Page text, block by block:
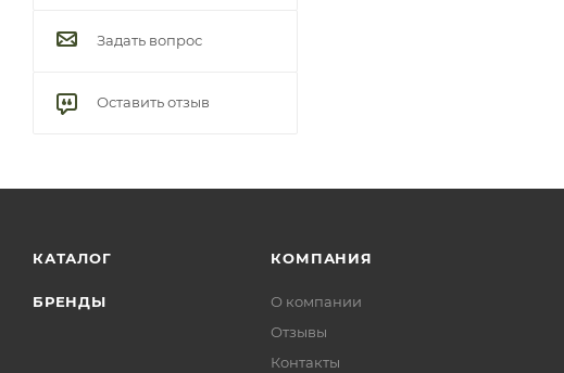
Задать вопрос
Оставить отзыв
КАТАЛОГ
БРЕНДЫ
КОМПАНИЯ
О компании
Отзывы
Контакты